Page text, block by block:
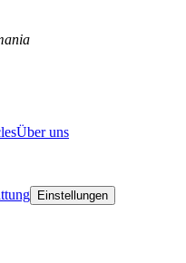
Über uns
Einstellungen